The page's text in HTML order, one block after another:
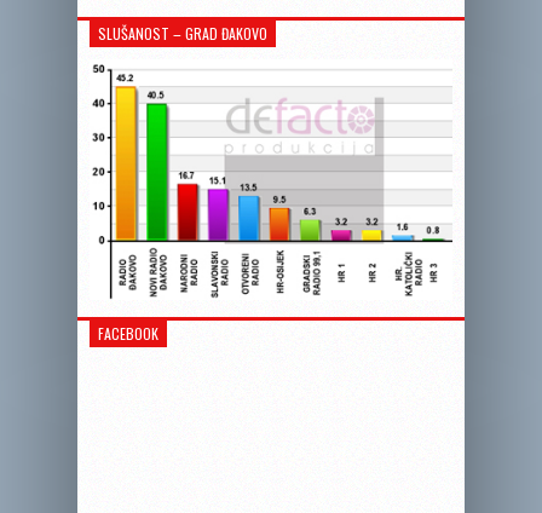
SLUŠANOST – GRAD ĐAKOVO
FACEBOOK